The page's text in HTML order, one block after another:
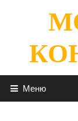
содержимому
Меню